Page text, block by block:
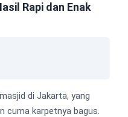
Rapi dan Enak
di Jakarta, yang
cuma karpetnya bagus.